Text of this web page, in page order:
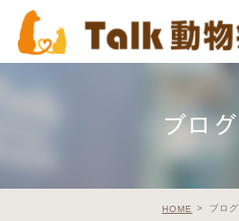
ブログ
HOME ブログ